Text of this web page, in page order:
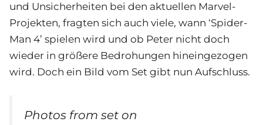
und Unsicherheiten bei den aktuellen Marvel-
Projekten, fragten sich auch viele, wann ‘Spider-
Man 4’ spielen wird und ob Peter nicht doch
wieder in größere Bedrohungen hineingezogen
wird. Doch ein Bild vom Set gibt nun Aufschluss.
Photos from set on